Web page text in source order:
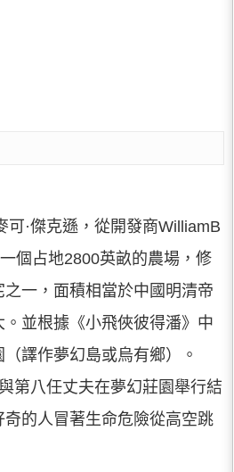
可·傑克遜，從開發商WilliamB
個占地2800英畝的農場，修
一，面積相當於中國明清帝
並根據《小飛俠彼得潘》中
譯作夢幻島或烏有鄉）。
第八任丈夫在夢幻莊園舉行結
的人冒著生命危險從高空跳